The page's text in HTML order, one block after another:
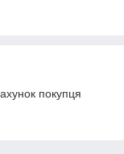
покупця